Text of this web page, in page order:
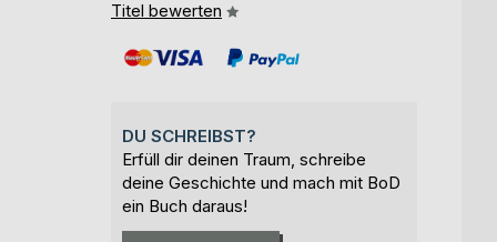
Titel bewerten
DU SCHREIBST?
Erfüll dir deinen Traum, schreibe
deine Geschichte und mach mit BoD
ein Buch daraus!